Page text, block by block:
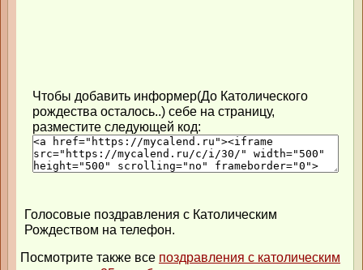
Чтобы добавить информер(До Католического
рождества осталось..) себе на страницу,
разместите следующей код:
Голосовые поздравления с Католическим
Рождеством на телефон.
Посмотрите также все поздравления с католическим